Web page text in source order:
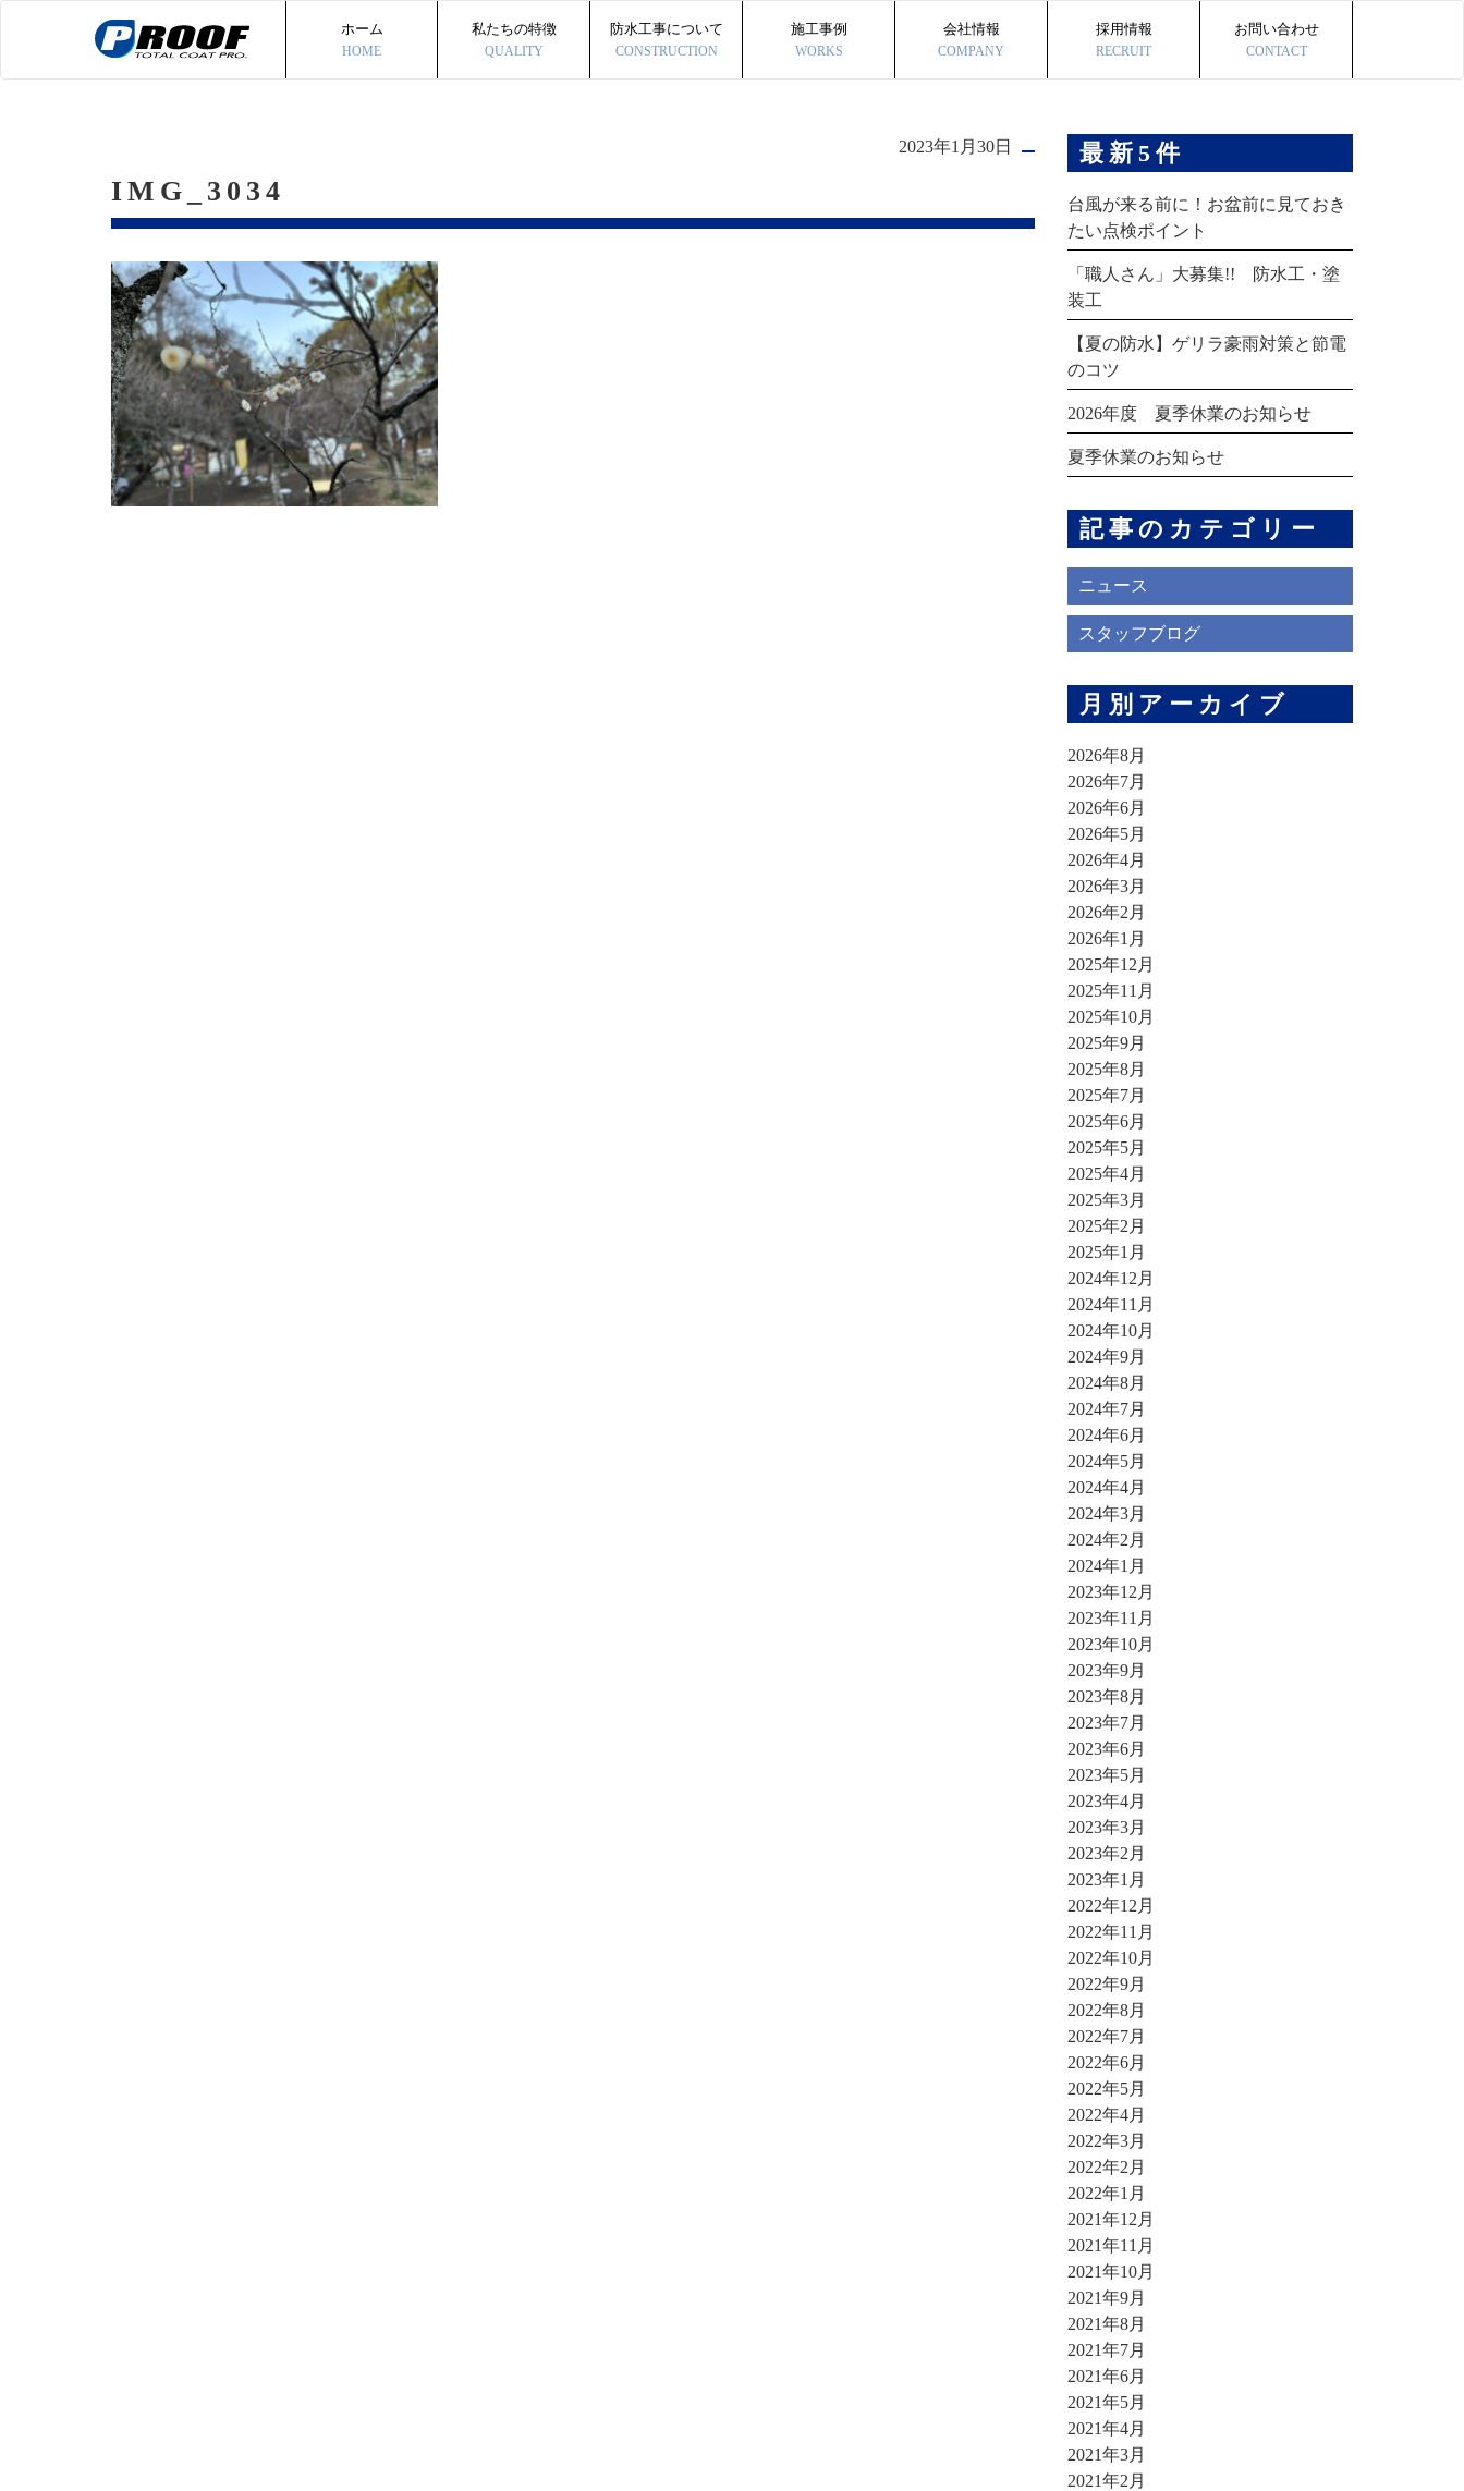
ホーム
HOME
私たちの特徴
QUALITY
防水工事について
CONSTRUCTION
施工事例
WORKS
会社情報
COMPANY
採用情報
RECRUIT
お問い合わせ
CONTACT
2023年1月30日
IMG_3034
最新5件
台風が来る前に！お盆前に見ておき
たい点検ポイント
「職人さん」大募集!! 防水工・塗
装工
【夏の防水】ゲリラ豪雨対策と節電
のコツ
2026年度 夏季休業のお知らせ
夏季休業のお知らせ
記事のカテゴリー
ニュース
スタッフブログ
月別アーカイブ
2026年8月
2026年7月
2026年6月
2026年5月
2026年4月
2026年3月
2026年2月
2026年1月
2025年12月
2025年11月
2025年10月
2025年9月
2025年8月
2025年7月
2025年6月
2025年5月
2025年4月
2025年3月
2025年2月
2025年1月
2024年12月
2024年11月
2024年10月
2024年9月
2024年8月
2024年7月
2024年6月
2024年5月
2024年4月
2024年3月
2024年2月
2024年1月
2023年12月
2023年11月
2023年10月
2023年9月
2023年8月
2023年7月
2023年6月
2023年5月
2023年4月
2023年3月
2023年2月
2023年1月
2022年12月
2022年11月
2022年10月
2022年9月
2022年8月
2022年7月
2022年6月
2022年5月
2022年4月
2022年3月
2022年2月
2022年1月
2021年12月
2021年11月
2021年10月
2021年9月
2021年8月
2021年7月
2021年6月
2021年5月
2021年4月
2021年3月
2021年2月